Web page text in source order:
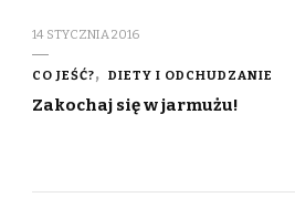
14 STYCZNIA 2016
CO JEŚĆ? DIETY I ODCHUDZANIE
Zakochaj się w jarmużu!